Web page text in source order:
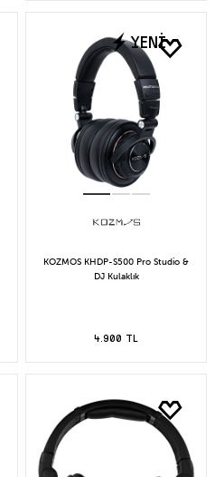
YENİ
KOZMOS KHDP-S500 Pro Studio &
DJ Kulaklık
4.900 TL